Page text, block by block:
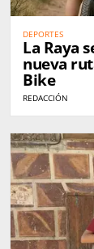
DEPORTES
La Raya
nueva
Bike
REDACCIÓN